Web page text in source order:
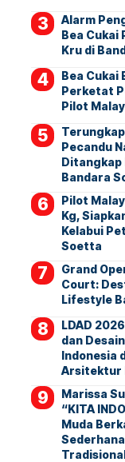
Alarm
Bea Cukai
Kru di
Bea Cukai
Perketat
Pilot
Pecandu
Ditangkap
Bandara
Pilot
Kg,
Kelabui
Soetta
Grand
Court:
Lifestyle
LDAD
dan
Indonesia
Arsitektur
Marissa
“KITA
Muda